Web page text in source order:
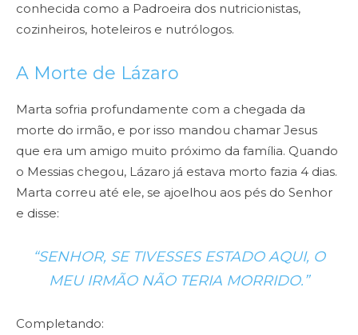
conhecida como a Padroeira dos nutricionistas,
cozinheiros, hoteleiros e nutrólogos.
A Morte de Lázaro
Marta sofria profundamente com a chegada da
morte do irmão, e por isso mandou chamar Jesus
que era um amigo muito próximo da família. Quando
o Messias chegou, Lázaro já estava morto fazia 4 dias.
Marta correu até ele, se ajoelhou aos pés do Senhor
e disse:
“SENHOR, SE TIVESSES ESTADO AQUI, O
MEU IRMÃO NÃO TERIA MORRIDO.”
Completando: